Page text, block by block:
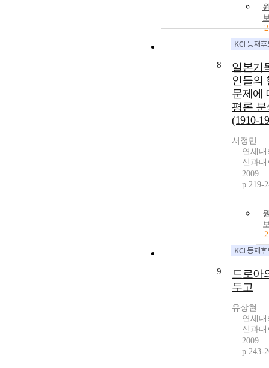
2
8
일본기
인들의
문제에
평론 분
(1910-
서정민
연세
신과대
2009
p.219-
2
9
드로아
두고
유상현
연세
신과대
2009
p.243-